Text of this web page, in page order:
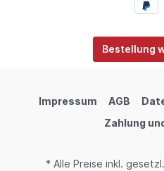
Bestellung
Impressum AGB
Zahlung
* Alle Preise inkl.